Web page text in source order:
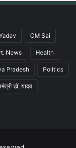
CM Sai
News Health
Pradesh Politics
डॉ. यादव